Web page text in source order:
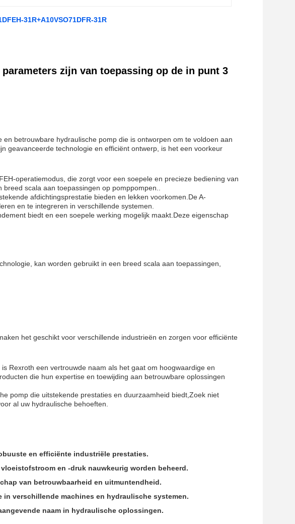
31R+A10VSO71DFR-31R
zijn van toepassing op de in punt 3
betrouwbare hydraulische pomp die is ontworpen om te voldoen aan
geavanceerde technologie en efficiënt ontwerp, is het een voorkeur
operatiemodus, die zorgt voor een soepele en precieze bediening van
scala aan toepassingen op pomppompen..
afdichtingsprestatie bieden en lekken voorkomen.De A-
en te integreren in verschillende systemen.
biedt en een soepele werking mogelijk maakt.Deze eigenschap
kan worden gebruikt in een breed scala aan toepassingen,
het geschikt voor verschillende industrieën en zorgen voor efficiënte
Rexroth een vertrouwde naam als het gaat om hoogwaardige en
die hun expertise en toewijding aan betrouwbare oplossingen
pomp die uitstekende prestaties en duurzaamheid biedt,Zoek niet
al uw hydraulische behoeften.
en efficiënte industriële prestaties.
vloeistofstroom en -druk nauwkeurig worden beheerd.
van betrouwbaarheid en uitmuntendheid.
in verschillende machines en hydraulische systemen.
naam in hydraulische oplossingen.